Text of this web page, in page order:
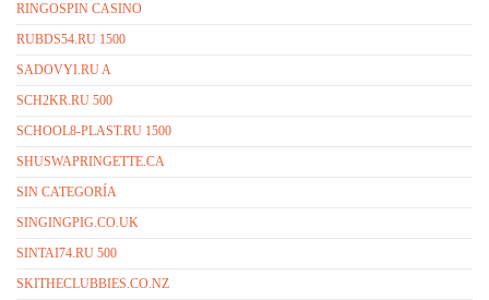
RINGOSPIN CASINO
RUBDS54.RU 1500
SADOVYI.RU A
SCH2KR.RU 500
SCHOOL8-PLAST.RU 1500
SHUSWAPRINGETTE.CA
SIN CATEGORÍA
SINGINGPIG.CO.UK
SINTAI74.RU 500
SKITHECLUBBIES.CO.NZ